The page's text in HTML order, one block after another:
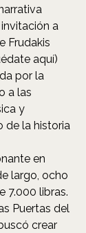
a
Frudakis
aquí)
por la
a las
y
de la historia
en
largo, ocho
7.000 libras.
Puertas del
crear